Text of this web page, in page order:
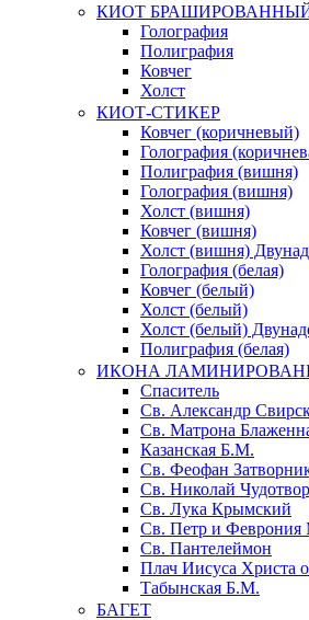
КИОТ
Голография
Полиграфия
Ковчег
Холст
КИОТ-СТИКЕР
Ковчег (коричневый)
Голография
Полиграфия (вишня)
Голография (вишня)
Холст (вишня)
Ковчег (вишня)
Холст (вишня)
Голография (белая)
Ковчег (белый)
Холст (белый)
Холст (белый)
Полиграфия (белая)
ИКОНА
Спаситель
Св. Александр
Св. Матрона
Казанская Б.М.
Св. Феофан
Св. Николай
Св. Лука Крымский
Св. Петр и Феврония
Св. Пантелеймон
Плач Иисуса Христа
Табынская Б.М.
БАГЕТ